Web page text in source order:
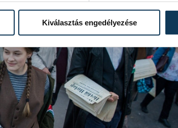
Kiválasztás engedélyezése